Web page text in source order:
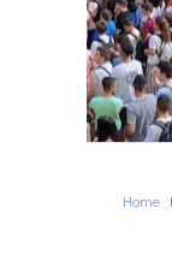
Home